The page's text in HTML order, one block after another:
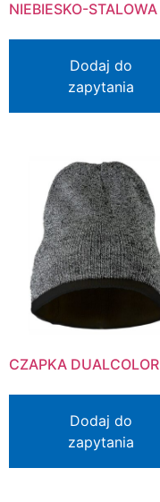
NIEBIESKO-STALOWA
Dodaj do
zapytania
CZAPKA DUALCOLOR
Dodaj do
zapytania